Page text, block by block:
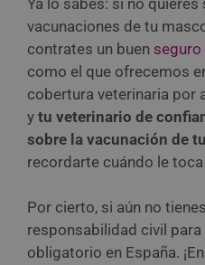
vacunaciones de tu
contrates un buen
como el que ofrecemos
cobertura veterinaria por
y tu veterinario de
sobre la vacunación de
recordarte cuándo le
Por cierto, si aún no
responsabilidad civil
obligatorio en España.